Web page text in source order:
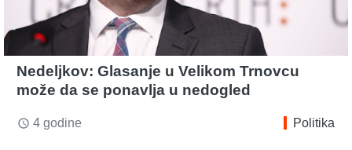
Nedeljkov: Glasanje u Velikom Trnovcu
može da se ponavlja u nedogled
access_time 4 godine Politika